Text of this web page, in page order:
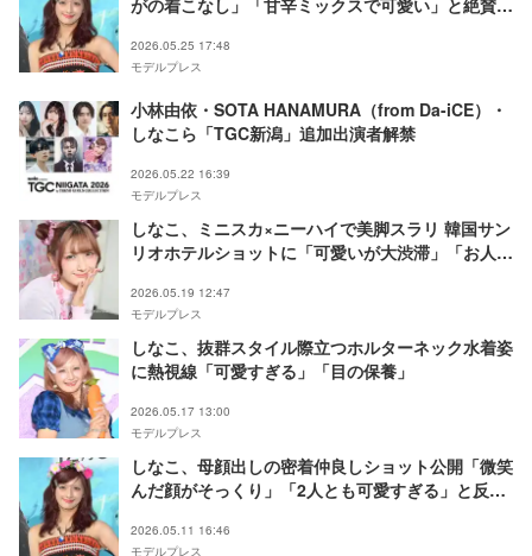
がの着こなし」「甘辛ミックスで可愛い」と絶賛の
2026.05.25 17:48
モデルプレス
小林由依・SOTA HANAMURA（from Da-iCE）・
しなこら「TGC新潟」追加出演者解禁
2026.05.22 16:39
モデルプレス
しなこ、ミニスカ×ニーハイで美脚スラリ 韓国サン
リオホテルショットに「可愛いが大渋滞」「お人形
2026.05.19 12:47
モデルプレス
しなこ、抜群スタイル際立つホルターネック水着姿
に熱視線「可愛すぎる」「目の保養」
2026.05.17 13:00
モデルプレス
しなこ、母顔出しの密着仲良しショット公開「微笑
んだ顔がそっくり」「2人とも可愛すぎる」と反響
2026.05.11 16:46
モデルプレス